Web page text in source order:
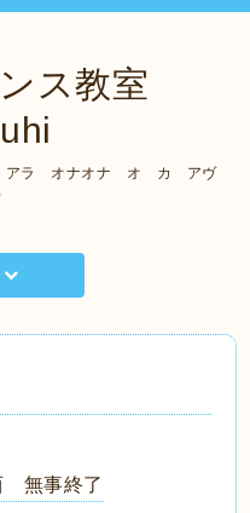
ス教室
アラ オナオナ オ カ アヴ
無事終了